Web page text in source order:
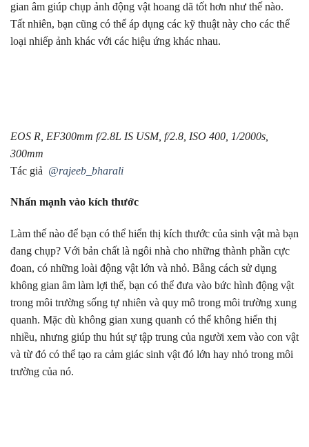
gian âm giúp chụp ảnh động vật hoang dã tốt hơn như thế nào.
Tất nhiên, bạn cũng có thể áp dụng các kỹ thuật này cho các thể
loại nhiếp ảnh khác với các hiệu ứng khác nhau.
EOS R, EF300mm f/2.8L IS USM, f/2.8, ISO 400, 1/2000s,
300mm
Tác giả @rajeeb_bharali
Nhấn mạnh vào kích thước
Làm thế nào để bạn có thể hiển thị kích thước của sinh vật mà bạn
đang chụp? Với bản chất là ngôi nhà cho những thành phần cực
đoan, có những loài động vật lớn và nhỏ. Bằng cách sử dụng
không gian âm làm lợi thế, bạn có thể đưa vào bức hình động vật
trong môi trường sống tự nhiên và quy mô trong môi trường xung
quanh. Mặc dù không gian xung quanh có thể không hiển thị
nhiều, nhưng giúp thu hút sự tập trung của người xem vào con vật
và từ đó có thể tạo ra cảm giác sinh vật đó lớn hay nhỏ trong môi
trường của nó.